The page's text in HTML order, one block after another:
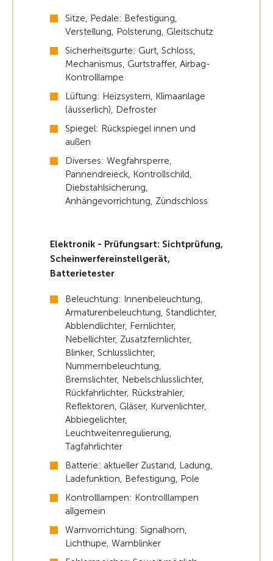
Sitze, Pedale: Befestigung,
Verstellung, Polsterung, Gleitschutz
Sicherheitsgurte: Gurt, Schloss,
Mechanismus, Gurtstraffer, Airbag-
Kontrolllampe
Lüftung: Heizsystem, Klimaanlage
(äusserlich), Defroster
Spiegel: Rückspiegel innen und
außen
Diverses: Wegfahrsperre,
Pannendreieck, Kontrollschild,
Diebstahlsicherung,
Anhängevorrichtung, Zündschloss
Elektronik - Prüfungsart: Sichtprüfung,
Scheinwerfereinstellgerät,
Batterietester
Beleuchtung: Innenbeleuchtung,
Armaturenbeleuchtung, Standlichter,
Abblendlichter, Fernlichter,
Nebellichter, Zusatzfernlichter,
Blinker, Schlusslichter,
Nummernbeleuchtung,
Bremslichter, Nebelschlusslichter,
Rückfahrlichter, Rückstrahler,
Reflektoren, Gläser, Kurvenlichter,
Abbiegelichter,
Leuchtweitenregulierung,
Tagfahrlichter
Batterie: aktueller Zustand, Ladung,
Ladefunktion, Befestigung, Pole
Kontrolllampen: Kontrolllampen
allgemein
Warnvorrichtung: Signalhorn,
Lichthupe, Warnblinker